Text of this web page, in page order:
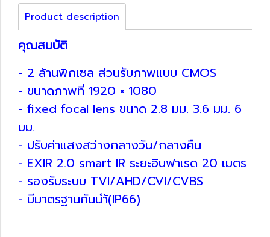
Product description
คุณสมบัติ
- 2 ล้านพิกเซล ส่วนรับภาพแบบ CMOS
- ขนาดภาพที่ 1920 × 1080
- fixed focal lens ขนาด 2.8 มม. 3.6 มม. 6
มม.
- ปรับค่าแสงสว่างกลางวัน/กลางคืน
- EXIR 2.0 smart IR ระยะอินฟาเรด 20 เมตร
- รองรับระบบ TVI/AHD/CVI/CVBS
- มีมาตรฐานกันนำ้(IP66)